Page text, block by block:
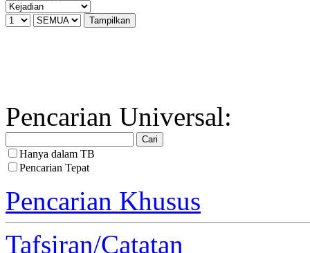
Pencarian Universal:
Hanya dalam TB
Pencarian Tepat
Pencarian Khusus
Tafsiran/Catatan